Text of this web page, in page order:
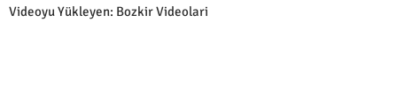
Videoyu Yükleyen: Bozkir Videolari